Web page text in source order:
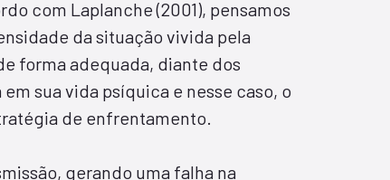
com Laplanche (2001), pensamos
da situação vivida pela
forma adequada, diante dos
sua vida psíquica e nesse caso, o
de enfrentamento.
gerando uma falha na